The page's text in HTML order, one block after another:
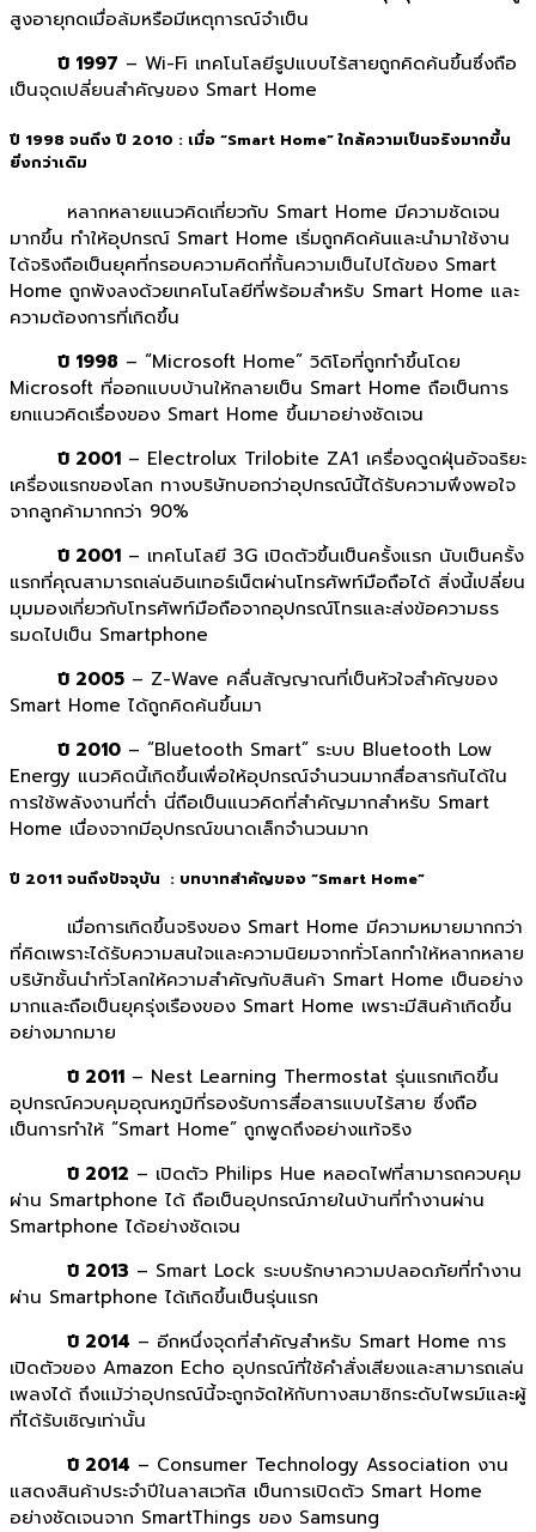
สูงอายุกดเมื่อล้มหรือมีเหตุการณ์จำเป็น
ปี 1997 – Wi-Fi เทคโนโลยีรูปแบบไร้สายถูกคิดค้นขึ้นซึ่งถือ
เป็นจุดเปลี่ยนสำคัญของ Smart Home
ปี 1998 จนถึง ปี 2010 : เมื่อ “Smart Home” ใกล้ความเป็นจริงมากขึ้น
ยิ่งกว่าเดิม
หลากหลายแนวคิดเกี่ยวกับ Smart Home มีความชัดเจน
มากขึ้น ทำให้อุปกรณ์ Smart Home เริ่มถูกคิดค้นและนำมาใช้งาน
ได้จริงถือเป็นยุคที่กรอบความคิดที่กั้นความเป็นไปได้ของ Smart
Home ถูกพังลงด้วยเทคโนโลยีที่พร้อมสำหรับ Smart Home และ
ความต้องการที่เกิดขึ้น
ปี 1998 – “Microsoft Home” วิดิโอที่ถูกทำขึ้นโดย
Microsoft ที่ออกแบบบ้านให้กลายเป็น Smart Home ถือเป็นการ
ยกแนวคิดเรื่องของ Smart Home ขึ้นมาอย่างชัดเจน
ปี 2001 – Electrolux Trilobite ZA1 เครื่องดูดฝุ่นอัจฉริยะ
เครื่องแรกของโลก ทางบริษัทบอกว่าอุปกรณ์นี้ได้รับความพึงพอใจ
จากลูกค้ามากกว่า 90%
ปี 2001 – เทคโนโลยี 3G เปิดตัวขึ้นเป็นครั้งแรก นับเป็นครั้ง
แรกที่คุณสามารถเล่นอินเทอร์เน็ตผ่านโทรศัพท์มือถือได้ สิ่งนี้เปลี่ยน
มุมมองเกี่ยวกับโทรศัพท์มือถือจากอุปกรณ์โทรและส่งข้อความธร
รมดไปเป็น Smartphone
ปี 2005 – Z-Wave คลื่นสัญญาณที่เป็นหัวใจสำคัญของ
Smart Home ได้ถูกคิดค้นขึ้นมา
ปี 2010 – “Bluetooth Smart” ระบบ Bluetooth Low
Energy แนวคิดนี้เกิดขึ้นเพื่อให้อุปกรณ์จำนวนมากสื่อสารกันได้ใน
การใช้พลังงานที่ต่ำ นี่ถือเป็นแนวคิดที่สำคัญมากสำหรับ Smart
Home เนื่องจากมีอุปกรณ์ขนาดเล็กจำนวนมาก
ปี 2011 จนถึงปัจจุบัน : บทบาทสำคัญของ “Smart Home”
เมื่อการเกิดขึ้นจริงของ Smart Home มีความหมายมากกว่า
ที่คิดเพราะได้รับความสนใจและความนิยมจากทั่วโลกทำให้หลากหลาย
บริษัทชั้นนำทั่วโลกให้ความสำคัญกับสินค้า Smart Home เป็นอย่าง
มากและถือเป็นยุครุ่งเรืองของ Smart Home เพราะมีสินค้าเกิดขึ้น
อย่างมากมาย
ปี 2011 – Nest Learning Thermostat รุ่นแรกเกิดขึ้น
อุปกรณ์ควบคุมอุณหภูมิที่รองรับการสื่อสารแบบไร้สาย ซึ่งถือ
เป็นการทำให้ “Smart Home” ถูกพูดถึงอย่างแท้จริง
ปี 2012 – เปิดตัว Philips Hue หลอดไฟที่สามารถควบคุม
ผ่าน Smartphone ได้ ถือเป็นอุปกรณ์ภายในบ้านที่ทำงานผ่าน
Smartphone ได้อย่างชัดเจน
ปี 2013 – Smart Lock ระบบรักษาความปลอดภัยที่ทำงาน
ผ่าน Smartphone ได้เกิดขึ้นเป็นรุ่นแรก
ปี 2014 – อีกหนึ่งจุดที่สำคัญสำหรับ Smart Home การ
เปิดตัวของ Amazon Echo อุปกรณ์ที่ใช้คำสั่งเสียงและสามารถเล่น
เพลงได้ ถึงแม้ว่าอุปกรณ์นี้จะถูกจัดให้กับทางสมาชิกระดับไพรม์และผู้
ที่ได้รับเชิญเท่านั้น
ปี 2014 – Consumer Technology Association งาน
แสดงสินค้าประจำปีในลาสเวกัส เป็นการเปิดตัว Smart Home
อย่างชัดเจนจาก SmartThings ของ Samsung